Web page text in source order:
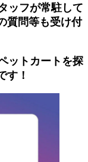
ッフが常駐して
質問等も受け付
ットカートを探
す！